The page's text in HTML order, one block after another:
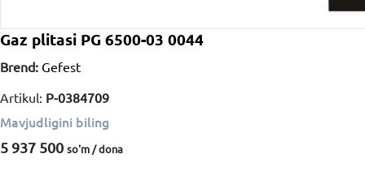
Gaz plitasi PG 6500-03 0044
Brend: Gefest
Artikul: P-0384709
Mavjudligini biling
5 937 500 so'm / dona